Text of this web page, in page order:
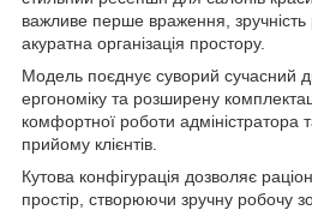
важливе перше враження, зручність
акуратна організація простору.
Модель поєднує суворий сучасний
ергономіку та розширену
комфортної роботи адміністратора
прийому клієнтів.
Кутова конфігурація дозволяє
простір, створюючи зручну робочу